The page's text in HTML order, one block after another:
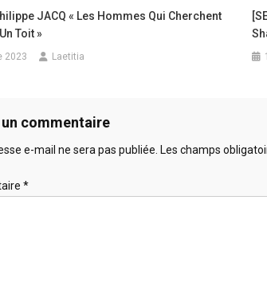
JACQ « Les Hommes Qui Cherchent
Toit »
2023 Laetitia
commentaire
e-mail ne sera pas publiée. Les champs
*